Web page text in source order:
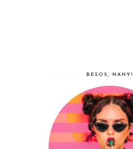
BESOS, NANY!